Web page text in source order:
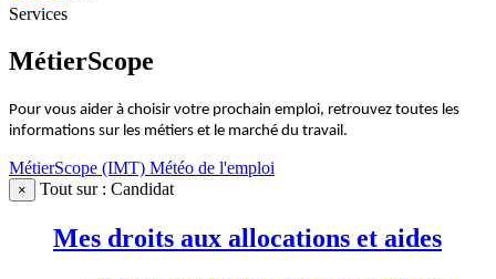
Services
MétierScope
Pour vous aider à choisir votre prochain emploi, retrouvez toutes les
informations sur les métiers et le marché du travail.
MétierScope (IMT) Météo de l'emploi
× Tout sur : Candidat
Mes droits aux allocations et aides